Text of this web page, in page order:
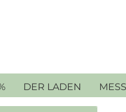
DER LADEN